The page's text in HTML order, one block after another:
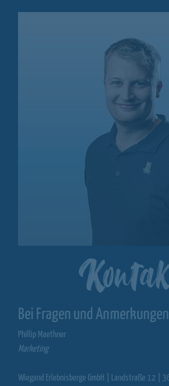
Bei Fragen und Anmerkungen
Phillip Maethner
Marketing
Wiegand Erlebnisberge GmbH | Landstraße 12 |